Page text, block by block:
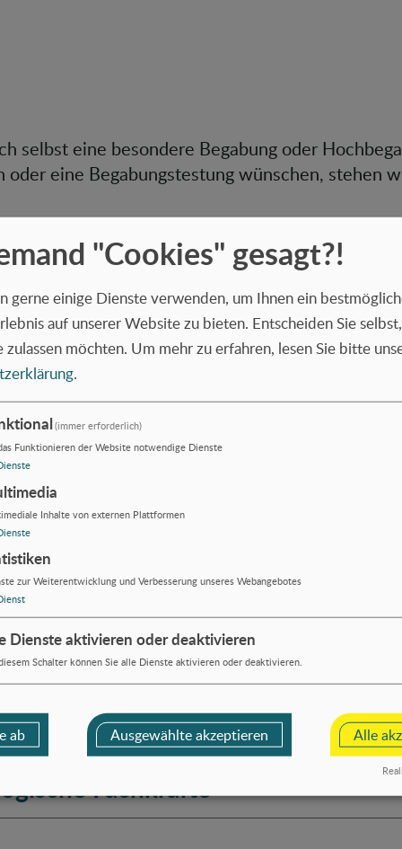
selbst eine besondere Begabung oder
oder eine Begabungstestung wünschen, stehen
Bericht
den Ablauf und die Kosten einer
für Eltern, deren Kinder eine Partner-Kita
Fachkräfte
"Cookies" gesagt?!
gerne einige Dienste verwenden, um Ihnen ein
auf unserer Website zu bieten. Entscheiden Sie
zulassen möchten. Um mehr zu erfahren, lesen Sie bitte
.
(immer erforderlich)
Funktionieren der Website notwendige Dienste
Inhalte von externen Plattformen
zur Weiterentwicklung und Verbesserung unseres Webangebotes
Dienste aktivieren oder deaktivieren
Schalter können Sie alle Dienste aktivieren oder deaktivieren.
ab Ausgewählte akzeptieren Alle